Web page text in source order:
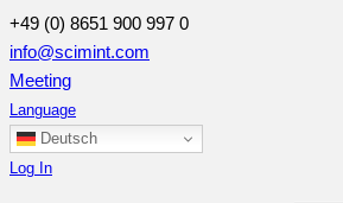
+49 (0) 8651 900 997 0
info@scimint.com
Meeting
Language
Deutsch
Log In